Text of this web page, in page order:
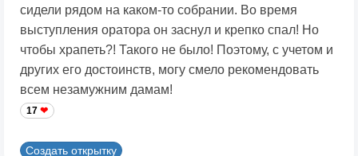
сидели рядом на каком-то собрании. Во время
выступления оратора он заснул и крепко спал! Но
чтобы храпеть?! Такого не было! Поэтому, с учетом и
других его достоинств, могу смело рекомендовать
всем незамужним дамам!
17
Создать открытку